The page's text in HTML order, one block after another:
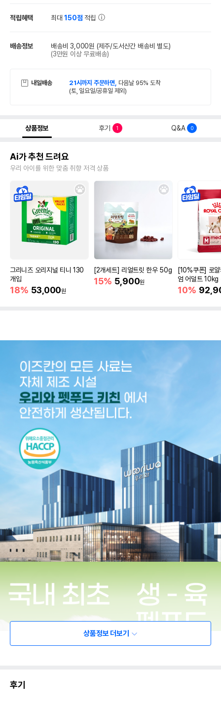
적립혜택 최대150점 적립
배송정보 배송비 3,000원 (제주/도서산간 배송비 별도)
(3만원 이상 무료배송)
내일배송 21시까지 주문하면, 다음날 95% 도착
(토, 일요일/공휴일 제외)
상품정보 후기 1 Q&A 0
Ai가 추천 드려요
우리 아이를 위한 맞춤 취향 저격 상품
그리니즈 오리지널 티니 130
개입
18% 53,000원
[2개세트] 리얼트릿 한우 50g
15% 5,900원
[10%쿠폰] 로
엄 어덜트 10kg
증진
10%
상품정보 더보기
후기